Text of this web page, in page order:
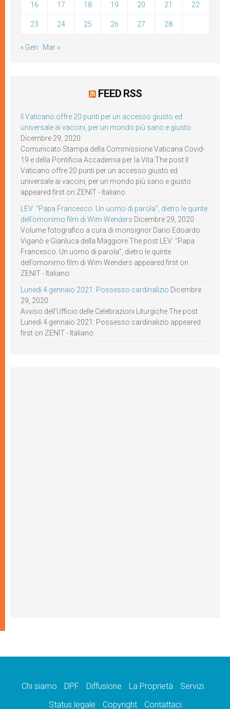
16 17 18 19 20 21 22
23 24 25 26 27 28
« Gen Mar »
FEED RSS
Il Vaticano offre 20 punti per un accesso giusto ed
universale ai vaccini, per un mondo più sano e giusto
Dicembre 29, 2020
Comunicato Stampa della Commissione Vaticana Covid-
19 e della Pontificia Accademia per la Vita The post Il
Vaticano offre 20 punti per un accesso giusto ed
universale ai vaccini, per un mondo più sano e giusto
appeared first on ZENIT - Italiano.
LEV: “Papa Francesco. Un uomo di parola”, dietro le quinte
dell’omonimo film di Wim Wenders Dicembre 29, 2020
Volume fotografico a cura di monsignor Dario Edoardo
Viganò e Gianluca della Maggiore The post LEV: “Papa
Francesco. Un uomo di parola”, dietro le quinte
dell’omonimo film di Wim Wenders appeared first on
ZENIT - Italiano.
Lunedì 4 gennaio 2021: Possesso cardinalizio Dicembre
29, 2020
Avviso dell’Ufficio delle Celebrazioni Liturgiche The post
Lunedì 4 gennaio 2021: Possesso cardinalizio appeared
first on ZENIT - Italiano.
Chi siamo DPF Diffusione La Proprietà
Servizi
Status legale
Copyright Contattaci